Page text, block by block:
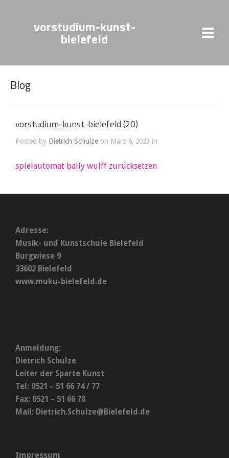
vorstudium-kunst-
bielefeld
Blog
vorstudium-kunst-bielefeld (20)
Posted by Dietrich Schulze on März 6, 2023 in
spielautomat bally wulff zurücksetzen
Adresse:
Musik- und Kunstschule Bielefeld
Burgwiese 9
33602 Bielefeld
www.muku-bielefeld.de
Anmeldung:
Dietrich Schulze
Leiter der Sparte Kunst
Tel: 0521 – 51 66 74 / 77
Fax: 0521 – 51 66 78
Mail: Dietrich.Schulze@Bielefeld.de
Impressum